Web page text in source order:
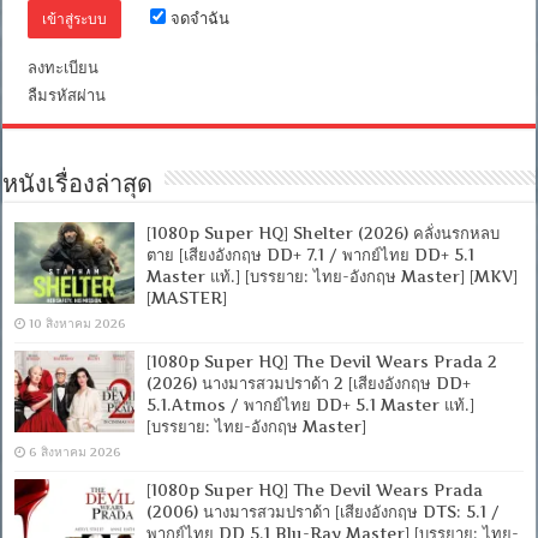
อังกฤษ
[MASTER]
จดจำฉัน
ลงทะเบียน
ลืมรหัสผ่าน
หนังเรื่องล่าสุด
[1080p Super HQ] Shelter (2026) คลั่งนรกหลบ
ตาย [เสียงอังกฤษ DD+ 7.1 / พากย์ไทย DD+ 5.1
Master แท้.] [บรรยาย: ไทย-อังกฤษ Master] [MKV]
[MASTER]
10 สิงหาคม 2026
[1080p Super HQ] The Devil Wears Prada 2
(2026) นางมารสวมปราด้า 2 [เสียงอังกฤษ DD+
5.1.Atmos / พากย์ไทย DD+ 5.1 Master แท้.]
[บรรยาย: ไทย-อังกฤษ Master]
6 สิงหาคม 2026
[1080p Super HQ] The Devil Wears Prada
(2006) นางมารสวมปราด้า [เสียงอังกฤษ DTS: 5.1 /
พากย์ไทย DD 5.1 Blu-Ray Master] [บรรยาย: ไทย-